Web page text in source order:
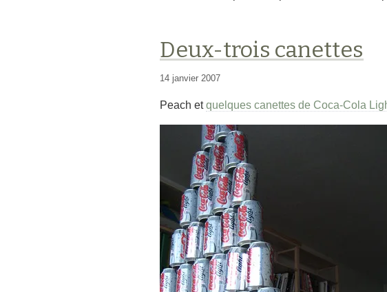
Deux-trois canettes
14 janvier 2007
Peach etquelques canettes de Coca-Cola